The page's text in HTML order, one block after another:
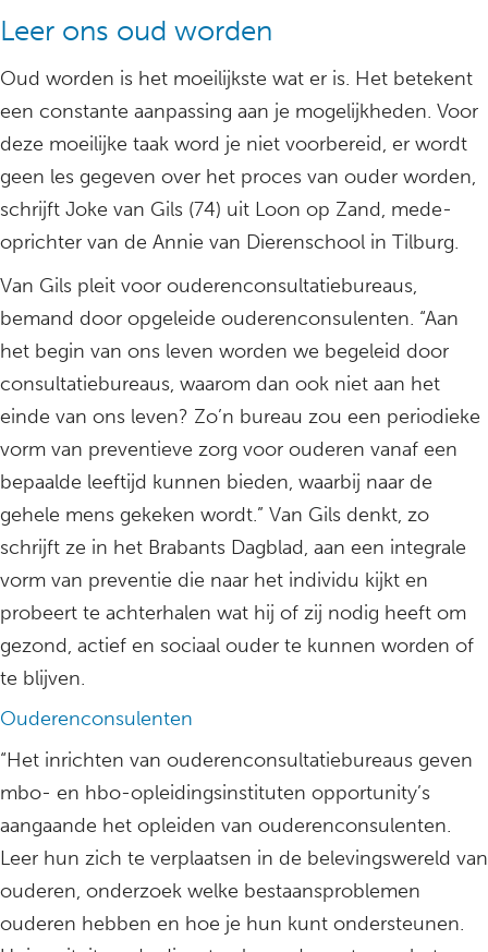
Leer ons oud worden
Oud worden is het moeilijkste wat er is. Het betekent
een constante aanpassing aan je mogelijkheden. Voor
deze moeilijke taak word je niet voorbereid, er wordt
geen les gegeven over het proces van ouder worden,
schrijft Joke van Gils (74) uit Loon op Zand, mede-
oprichter van de Annie van Dierenschool in Tilburg.
Van Gils pleit voor ouderenconsultatiebureaus,
bemand door opgeleide ouderenconsulenten. “Aan
het begin van ons leven worden we begeleid door
consultatiebureaus, waarom dan ook niet aan het
einde van ons leven? Zo’n bureau zou een periodieke
vorm van preventieve zorg voor ouderen vanaf een
bepaalde leeftijd kunnen bieden, waarbij naar de
gehele mens gekeken wordt.” Van Gils denkt, zo
schrijft ze in het Brabants Dagblad, aan een integrale
vorm van preventie die naar het individu kijkt en
probeert te achterhalen wat hij of zij nodig heeft om
gezond, actief en sociaal ouder te kunnen worden of
te blijven.
Ouderenconsulenten
“Het inrichten van ouderenconsultatiebureaus geven
mbo- en hbo-opleidingsinstituten opportunity’s
aangaande het opleiden van ouderenconsulenten.
Leer hun zich te verplaatsen in de belevingswereld van
ouderen, onderzoek welke bestaansproblemen
ouderen hebben en hoe je hun kunt ondersteunen.